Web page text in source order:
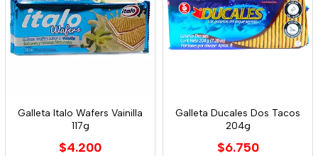
Galleta Italo Wafers Vainilla
117g
$4.200
Galleta Ducales Dos Tacos
204g
$6.750